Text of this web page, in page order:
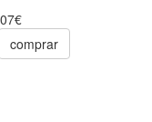
comprar